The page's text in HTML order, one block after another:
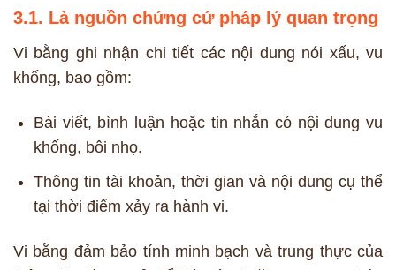
3.1. Là nguồn chứng cứ pháp lý quan trọng
Vi bằng ghi nhận chi tiết các nội dung nói xấu, vu
khống, bao gồm:
Bài viết, bình luận hoặc tin nhắn có nội dung vu
khống, bôi nhọ.
Thông tin tài khoản, thời gian và nội dung cụ thể
tại thời điểm xảy ra hành vi.
Vi bằng đảm bảo tính minh bạch và trung thực của